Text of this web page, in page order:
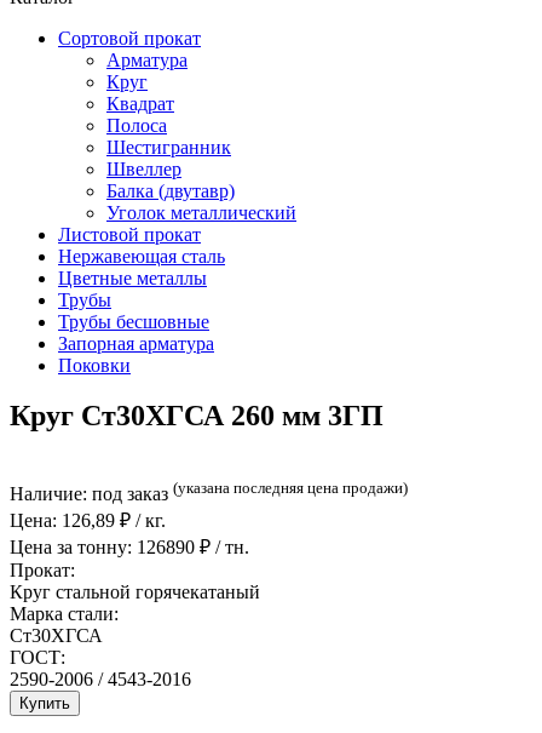
Сортовой прокат
Арматура
Круг
Квадрат
Полоса
Шестигранник
Швеллер
Балка (двутавр)
Уголок металлический
Листовой прокат
Нержавеющая сталь
Цветные металлы
Трубы
Трубы бесшовные
Запорная арматура
Поковки
Круг Ст30ХГСА 260 мм 3ГП
Наличие: под заказ (указана последняя цена продажи)
Цена: 126,89 ₽ / кг.
Цена за тонну: 126890 ₽ / тн.
Прокат:
Круг стальной горячекатаный
Марка стали:
Ст30ХГСА
ГОСТ:
2590-2006 / 4543-2016
Купить